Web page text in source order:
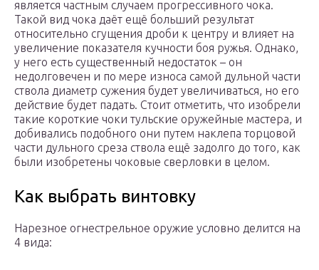
является частным случаем прогрессивного чока.
Такой вид чока даёт ещё больший результат
относительно сгущения дроби к центру и влияет на
увеличение показателя кучности боя ружья. Однако,
у него есть существенный недостаток – он
недолговечен и по мере износа самой дульной части
ствола диаметр сужения будет увеличиваться, но его
действие будет падать. Стоит отметить, что изобрели
такие короткие чоки тульские оружейные мастера, и
добивались подобного они путем наклепа торцовой
части дульного среза ствола ещё задолго до того, как
были изобретены чоковые сверловки в целом.
Как выбрать винтовку
Нарезное огнестрельное оружие условно делится на
4 вида: